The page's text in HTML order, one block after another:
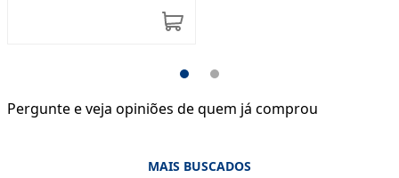
Pergunte e veja opiniões de quem já comprou
MAIS BUSCADOS